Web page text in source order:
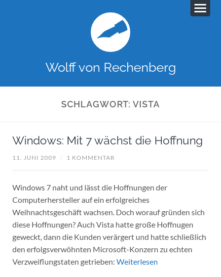
Wolff von Rechenberg
SCHLAGWORT:VISTA
Windows: Mit 7 wächst die Hoffnung
11. JUNI 2009 / 1 KOMMENTAR
Windows 7 naht und lässt die Hoffnungen der
Computerhersteller auf ein erfolgreiches
Weihnachtsgeschäft wachsen. Doch worauf gründen sich
diese Hoffnungen? Auch Vista hatte große Hoffnugen
geweckt, dann die Kunden verärgert und hatte schließlich
den erfolgsverwöhnten Microsoft-Konzern zu echten
Verzweiflungstaten getrieben: Weiterlesen